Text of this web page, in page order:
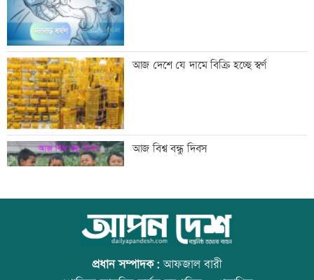
শাহজালাল বিমানবন্দরে আগুন, সাময়িক বন্ধ
যাত্রীসেবা
গ্রিস উপকূলে দুই শতাধিক অভিবাসী উদ্ধার,
অধিকাংশ বাংলাদেশি
অস্থির বাজারে আজ স্বর্ণের ভরি কত
আজ দেশে যে দামে বিক্রি হচ্ছে স্বর্ণ
আজ বিশ্ব বন্ধু দিবস
উত্থান-পতনের বাজারে আজ স্বর্ণের ভরি কত
প্রধান সম্পাদক:আফজাল বারী